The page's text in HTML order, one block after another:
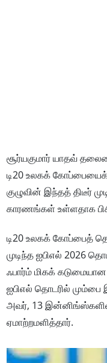
சூர்யகுமார் யாதவ்
டி20 உலகக் கோப்பையைக்
குழுவின் இந்தத் திடீர்
காரணங்கள் உள்ளதாக
டி20 உலகக் கோப்பைத்
முடிந்த ஐபிஎல் 2026
ஃபார்ம் மிகக்
ஐபிஎல் தொடரில்
அவர், 13 இன்னிங்ஸ்களில்
ஏமாற்றமளித்தார்.